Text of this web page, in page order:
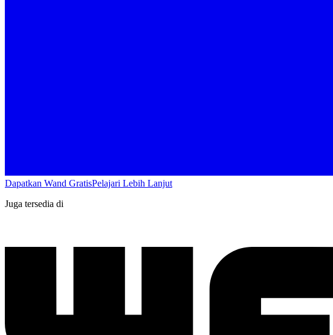
Dapatkan Wand GratisPelajari Lebih Lanjut
Juga tersedia di